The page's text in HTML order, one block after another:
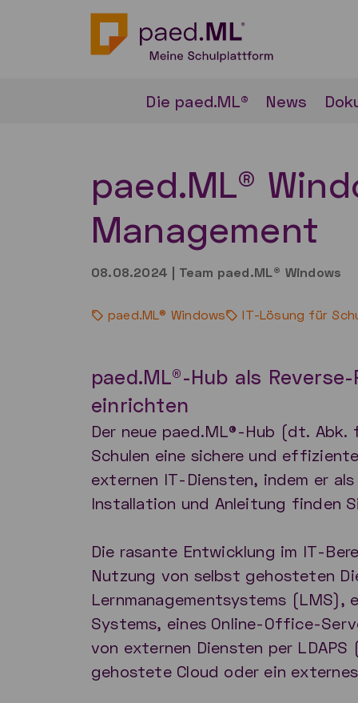
Die paed.ML® News
paed.ML®
Management
08.08.2024 | Team paed.ML® Windows
paed.ML® Windows IT-Lösung für
paed.ML®-Hub als
einrichten
Der neue paed.ML®-Hub (dt.
Schulen eine sichere und
externen IT-Diensten, indem er
Installation und Anleitung finden
Die rasante Entwicklung im IT-
Nutzung von selbst gehosteten
Lernmanagementsystems (LMS),
Systems, eines Online-Office-
von externen Diensten per LDAPS
gehostete Cloud oder ein